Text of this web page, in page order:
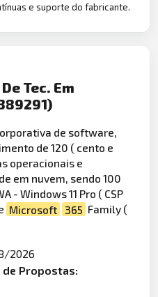
e suporte do fabricante.
Tec. Em
de software,
de 120 ( cento e
operacionais e
em nuvem, sendo 100
- Windows 11 Pro ( CSP
Microsoft 365 Family (
2026
de Propostas: